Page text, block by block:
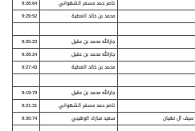
ناصر حمد مسفر الشهواني
9:26:64
محمد بن خالد العطية 9:29:52
جارالله محمد بن عقيل
9:25:23
جارالله محمد بن عقيل
9:26:24
محمد بن خالد العطية 9:27:43
جارالله محمد بن عقيل
9:19:79
ناصر حمد مسفر الشهواني
9:21:31
سيف آل نهيان سعيد مبارك الوهيبي 9:30:74